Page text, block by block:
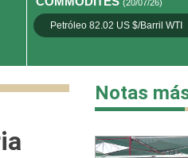
(20/07/26)
Petróleo 82.02 US $/Barril WTI
Notas